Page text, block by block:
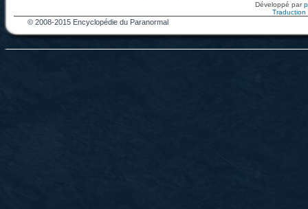
Développé par
Traduction
© 2008-2015 Encyclopédie du Paranormal